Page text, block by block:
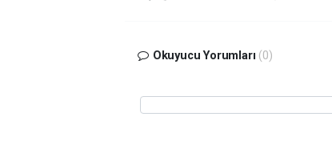
Okuyucu Yorumları (0)